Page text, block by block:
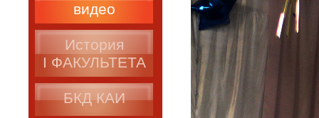
видео
История
I ФАКУЛЬТЕТА
БКД КАИ